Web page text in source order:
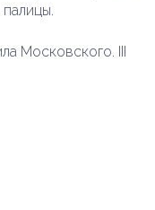
Московского. III